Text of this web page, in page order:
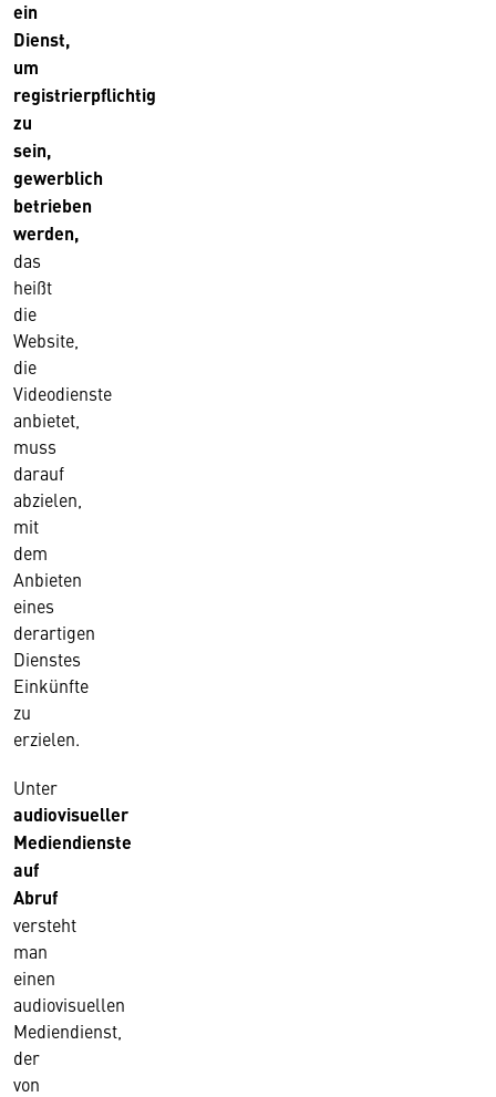
ein
Dienst,
um
registrierpflichtig
zu
sein,
gewerblich
betrieben
werden,
das
heißt
die
Website,
die
Videodienste
anbietet,
muss
darauf
abzielen,
mit
dem
Anbieten
eines
derartigen
Dienstes
Einkünfte
zu
erzielen.
Unter
audiovisueller
Mediendienste
auf
Abruf
versteht
man
einen
audiovisuellen
Mediendienst,
der
von